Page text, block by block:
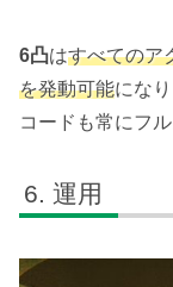
6凸はすべてのア
を発動可能にな
コードも常にフ
運用